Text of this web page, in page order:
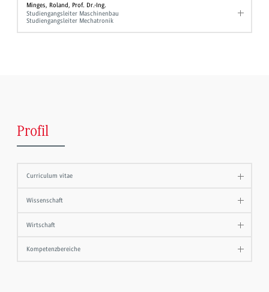
Minges, Roland, Prof. Dr.-Ing.
Studiengangsleiter Maschinenbau
Studiengangsleiter Mechatronik
Profil
Curriculum vitae
Wissenschaft
Wirtschaft
Kompetenzbereiche